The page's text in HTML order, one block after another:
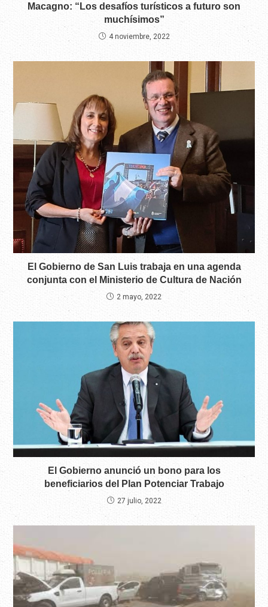
Macagno: “Los desafíos turísticos a futuro son
muchísimos”
4 noviembre, 2022
El Gobierno de San Luis trabaja en una agenda
conjunta con el Ministerio de Cultura de Nación
2 mayo, 2022
El Gobierno anunció un bono para los
beneficiarios del Plan Potenciar Trabajo
27 julio, 2022